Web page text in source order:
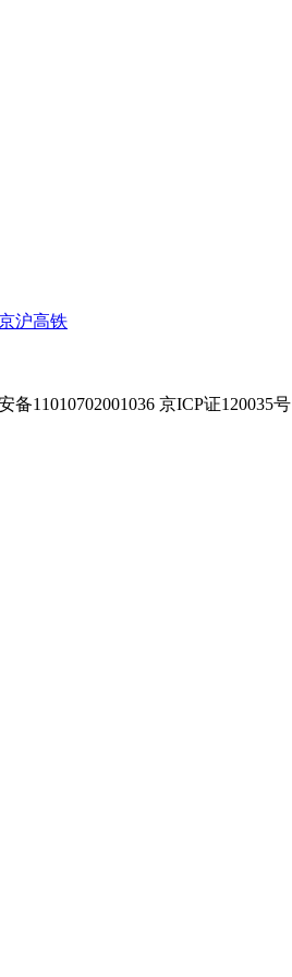
沪高铁
备11010702001036 京ICP证120035号